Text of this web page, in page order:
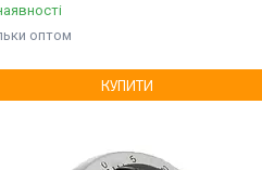
оптом
КУПИТИ